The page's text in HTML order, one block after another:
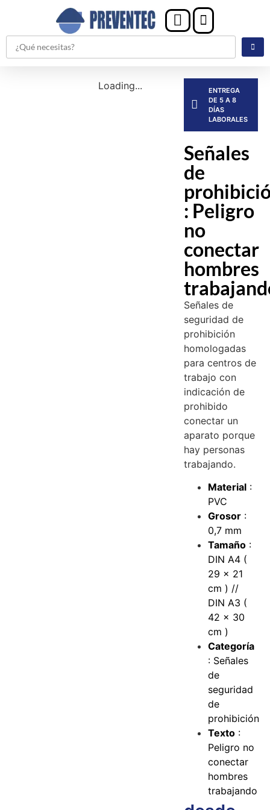
Loading...
ENTREGA
DE 5 A 8
DÍAS
LABORALES
Señales
de
: Peligro
no
conectar
hombres
Señales de
seguridad de
prohibición
homologadas
para centros de
trabajo con
indicación de
prohibido
conectar un
aparato porque
hay personas
trabajando.
Material :
PVC
Grosor :
0,7 mm
Tamaño :
DIN A4 (
29 x 21
cm ) //
DIN A3 (
42 x 30
cm )
Categoría
: Señales
de
seguridad
de
prohibición
Texto :
Peligro no
conectar
hombres
trabajando